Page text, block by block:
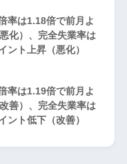
率は1.18倍で前月よ
化）、完全失業率は
ント上昇（悪化）
率は1.19倍で前月よ
善）、完全失業率は
ント低下（改善）